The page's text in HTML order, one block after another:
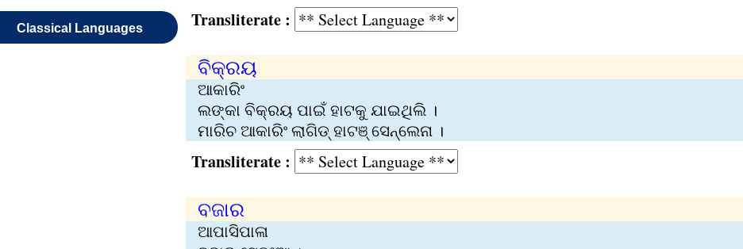
Classical Languages Transliterate :
ବିକ୍ରୟ
ଆକାରିଂ
ଲଙ୍କା ବିକ୍ରୟ ପାଇଁ ହାଟକୁ ଯାଇଥିଲି ।
ମାରିଚ ଆକାରିଂ ଲାଗିଡ୍ ହାଟଞ୍ ସେନ୍‌ଲେନା ।
Transliterate :
ବଜାର
ଆପାସିପାଳା